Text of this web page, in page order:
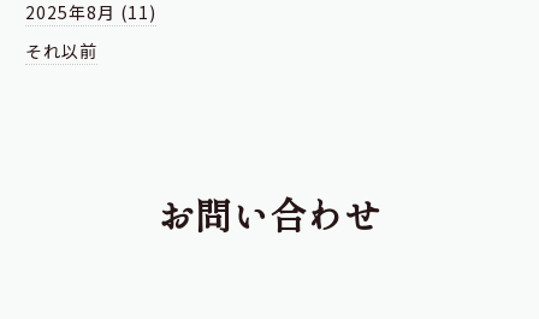
2025年8月 (11)
それ以前
お問い合わせ